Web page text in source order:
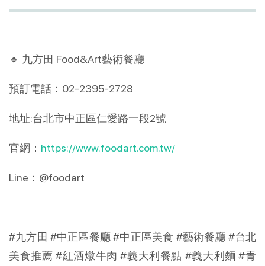
🔹 九方田 Food&Art藝術餐廳
預訂電話：02-2395-2728
地址:台北市中正區仁愛路一段2號
官網： https://www.foodart.com.tw/
Line：@foodart
#九方田 #中正區餐廳 #中正區美食 #藝術餐廳 #台北
美食推薦 #紅酒燉牛肉 #義大利餐點 #義大利麵 #青